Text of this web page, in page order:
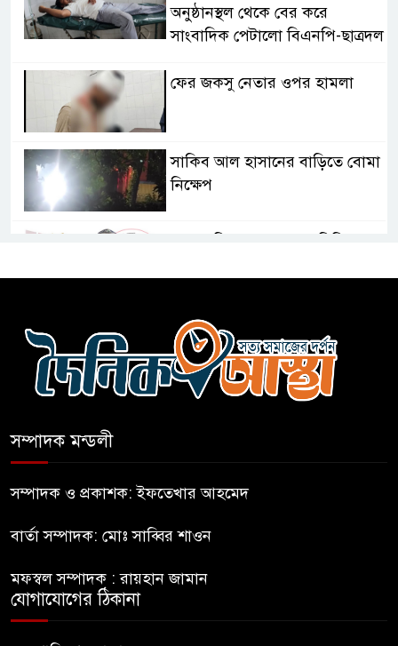
অনুষ্ঠানস্থল থেকে বের করে
সাংবাদিক পেটালো বিএনপি-ছাত্রদল
ফের জকসু নেতার ওপর হামলা
সাকিব আল হাসানের বাড়িতে বোমা
নিক্ষেপ
বিএনপির সক্রিয় অংশগ্রহণই জুলাই
গণঅভ্যুত্থানকে ত্বরান্বিত করেছিল
প্রধানমন্ত্রীর সম্ভাব্য সফর ঘিরে
পিস্তল ইয়াবাসহ আটক-১
৬ সাংবাদিক আহত
সম্পাদক মন্ডলী
সম্পাদক ও প্রকাশক: ইফতেখার আহমেদ
বার্তা সম্পাদক: মোঃ সাব্বির শাওন
মফস্বল সম্পাদক : রায়হান জামান
যোগাযোগের ঠিকানা